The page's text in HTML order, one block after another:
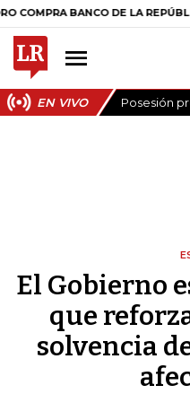
BANCO DE LA REPÚBLICA $
EN VIVO Posesión
El Gobierno
que
solvencia